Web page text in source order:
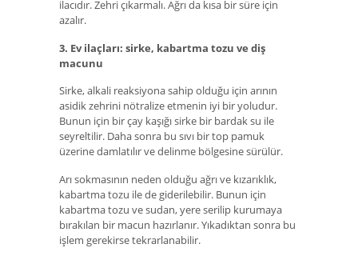
ilacıdır. Zehri çıkarmalı. Ağrı da kısa bir süre için
azalır.
3. Ev ilaçları: sirke, kabartma tozu ve diş
macunu
Sirke, alkali reaksiyona sahip olduğu için arının
asidik zehrini nötralize etmenin iyi bir yoludur.
Bunun için bir çay kaşığı sirke bir bardak su ile
seyreltilir. Daha sonra bu sıvı bir top pamuk
üzerine damlatılır ve delinme bölgesine sürülür.
Arı sokmasının neden olduğu ağrı ve kızarıklık,
kabartma tozu ile de giderilebilir. Bunun için
kabartma tozu ve sudan, yere serilip kurumaya
bırakılan bir macun hazırlanır. Yıkadıktan sonra bu
işlem gerekirse tekrarlanabilir.